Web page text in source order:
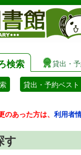
検索 貸出・
貸出・予約ベスト
あった方は、 利用者
す